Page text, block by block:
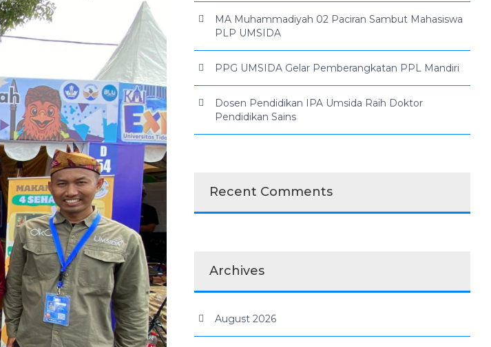
MA Muhammadiyah 02 Paciran Sambut Mahasiswa
PLP UMSIDA
PPG UMSIDA Gelar Pemberangkatan PPL Mandiri
Dosen Pendidikan IPA Umsida Raih Doktor
Pendidikan Sains
Recent Comments
Archives
August 2026